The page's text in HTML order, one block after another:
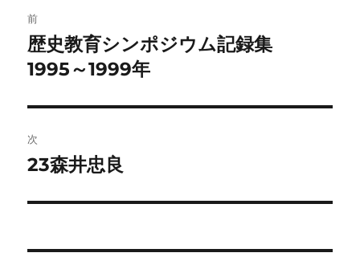
稿
ナ
ビ
ゲ
ー
シ
前
前
の
稿:
歴史教育シンポジウム記録集
1995～1999年
次
次
投
23森井忠良